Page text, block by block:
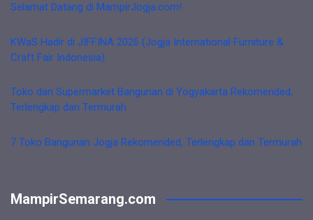
Selamat Datang di MampirJogja.com!
KWaS Hadir di JIFFINA 2026 (Jogja International Furniture &
Craft Fair Indonesia)
Toko dan Supermarket Bangunan di Yogyakarta Rekomended,
Terlengkap dan Termurah
7 Toko Bangunan Jogja Rekomended, Terlengkap dan Termurah
MampirSemarang.com